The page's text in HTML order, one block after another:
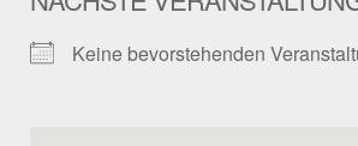
Keine bevorstehenden